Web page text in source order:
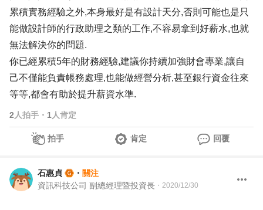
累積實務經驗之外,本身最好是有設計天分,否則可能也是只
能做設計師的行政助理之類的工作,不容易拿到好薪水,也就
無法解決你的問題.
你已經累積5年的財務經驗,建議你持續加強財會專業,讓自
己不僅能負責帳務處理,也能做經營分析,甚至銀行資金往來
等等,都會有助於提升薪資水準.
2 人拍手 ・ 1 人肯定
拍手 肯定 回覆
石惠貞 ・ 關注
資訊科技公司 副總經理暨投資長 ・ 2020/12/30